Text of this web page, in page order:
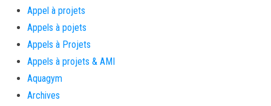
Appel à projets
Appels à pojets
Appels à Projets
Appels à projets & AMI
Aquagym
Archives